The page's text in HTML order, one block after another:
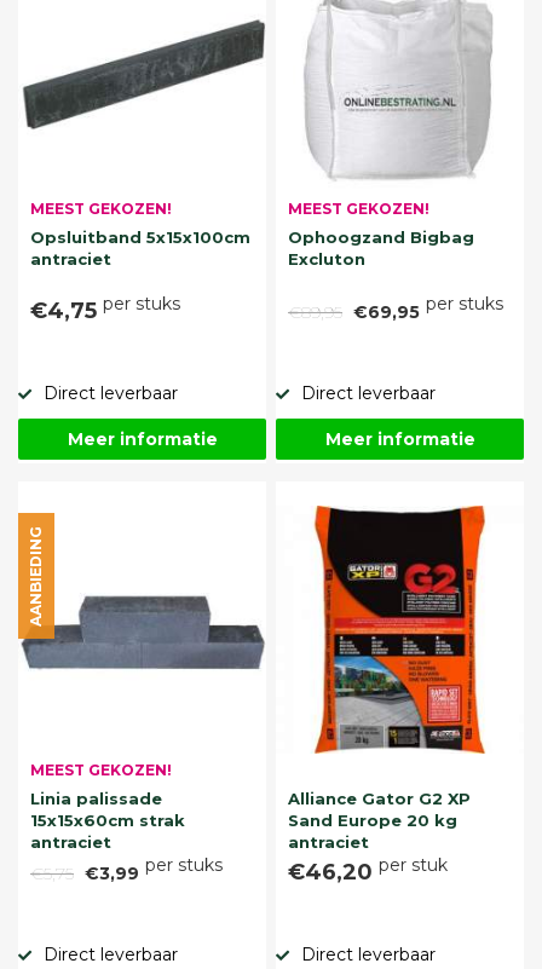
MEEST GEKOZEN!
Opsluitband 5x15x100cm
antraciet
€4,75 per stuks
Direct leverbaar
Meer informatie
MEEST GEKOZEN!
Ophoogzand Bigbag
Excluton
€89,95 €69,95 per stuks
Direct leverbaar
Meer informatie
MEEST GEKOZEN!
Linia palissade
15x15x60cm strak
antraciet
€5,75 €3,99 per stuks
AANBIEDING
Direct leverbaar
Alliance Gator G2 XP
Sand Europe 20 kg
antraciet
€46,20 per stuk
Direct leverbaar